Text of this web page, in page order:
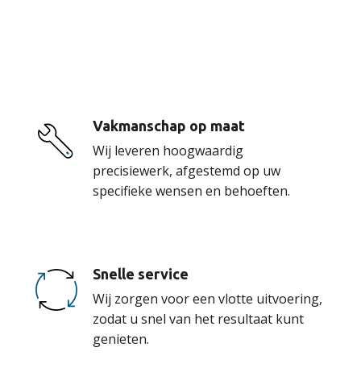
Vakmanschap op maat
Wij leveren hoogwaardig
precisiewerk, afgestemd op uw
specifieke wensen en behoeften.
Snelle service
Wij zorgen voor een vlotte uitvoering,
zodat u snel van het resultaat kunt
genieten.